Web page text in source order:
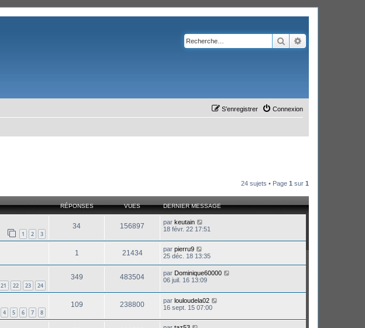
Rechercher
Connexion
S’enregistrer
24 sujets • Page 1 sur 1
RÉPONSES VUES DERNIER MESSAGE
1 2 3
34 156897 par keutain
18 févr. 22 17:51
1 21434 par pierru9
25 déc. 18 13:35
21 22 23 24
349 483504 par Dominique60000
06 juil. 16 13:09
4 5 6 7 8
109 238800 par louloudela02
16 sept. 15 07:00